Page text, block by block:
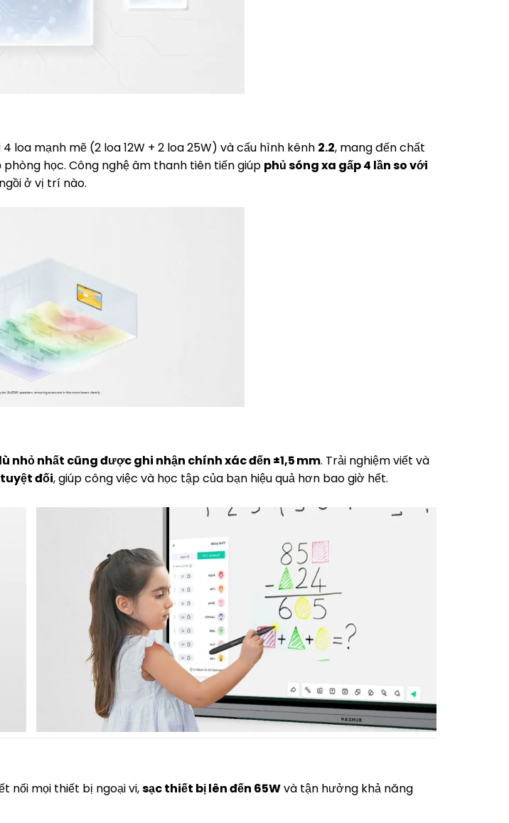
4 loa mạnh mẽ (2 loa 12W + 2 loa 25W) và cấu hình kênh 2.2, mang đến chất
học. Công nghệ âm thanh tiên tiến giúp phủ sóng xa gấp 4 lần so với
ở vị trí nào.
nhỏ nhất cũng được ghi nhận chính xác đến ±1,5 mm. Trải nghiệm viết và
đối, giúp công việc và học tập của bạn hiệu quả hơn bao giờ hết.
nối mọi thiết bị ngoại vi,sạc thiết bị lên đến 65Wvà tận hưởng khả năng